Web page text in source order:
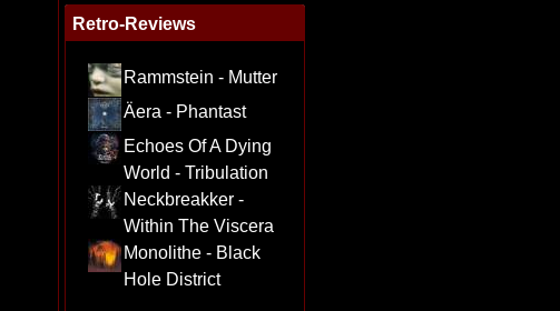
Retro-Reviews
Rammstein - Mutter
Äera - Phantast
Echoes Of A Dying
World - Tribulation
Neckbreakker -
Within The Viscera
Monolithe - Black
Hole District